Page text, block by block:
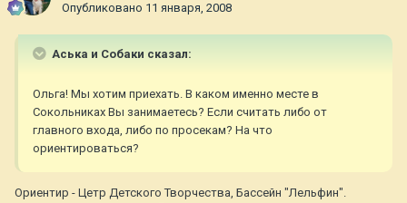
Опубликовано 11 января, 2008
Аська и Собаки сказал:
Ольга! Мы хотим приехать. В каком именно месте в
Сокольниках Вы занимаетесь? Если считать либо от
главного входа, либо по просекам? На что
ориентироваться?
Ориентир - Цетр Детского Творчества, Бассейн "Лельфин".